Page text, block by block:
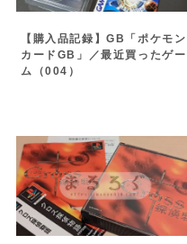
【購入品記録】GB「ポケモン
カードGB」／最近買ったゲー
ム（004）